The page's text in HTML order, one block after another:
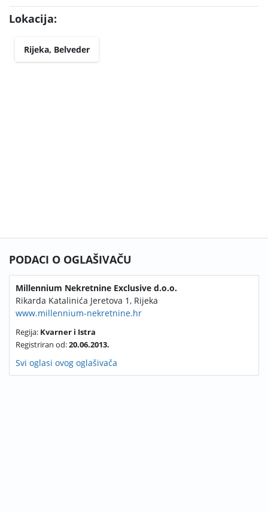
Lokacija:
Rijeka, Belveder
PODACI O OGLAŠIVAČU
Millennium Nekretnine Exclusive d.o.o.
Rikarda Katalinića Jeretova 1, Rijeka
www.millennium-nekretnine.hr
Regija: Kvarner i Istra
Registriran od:20.06.2013.
Svi oglasi ovog oglašivača